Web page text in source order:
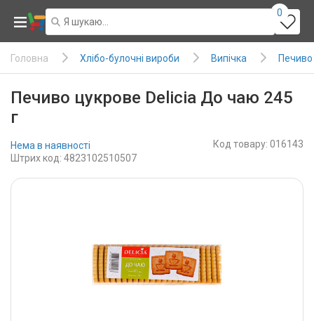
0
Головна Хлібо-булочні вироби Випічка Печиво
Печиво цукрове Delicia До чаю 245
г
Нема в наявності
Код товару: 016143
Штрих код: 4823102510507